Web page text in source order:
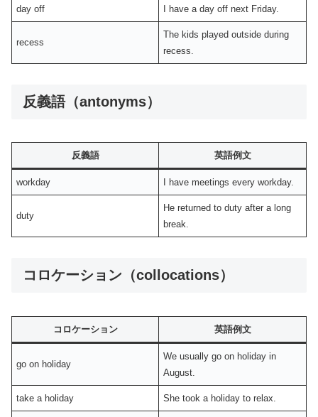
day off I have a day off next Friday.
recess
The kids played outside during
recess.
反義語（antonyms）
反義語 英語例文
workday I have meetings every workday.
duty
He returned to duty after a long
break.
コロケーション（collocations）
コロケーション 英語例文
go on holiday
We usually go on holiday in
August.
take a holiday She took a holiday to relax.